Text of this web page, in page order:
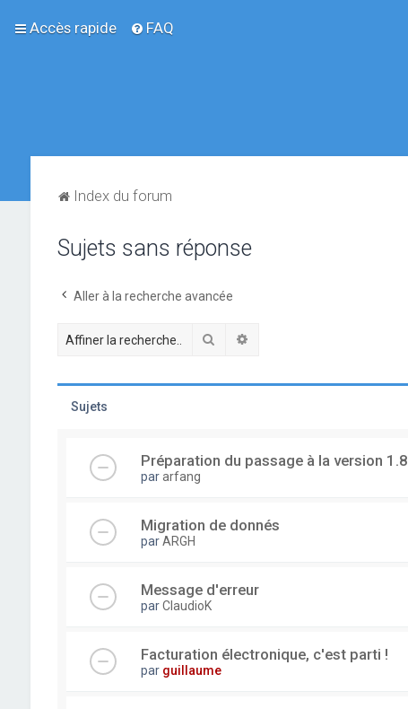
Accès rapide FAQ
Index du forum
Sujets sans réponse
Aller à la recherche avancée
Rechercher
Sujets
Préparation du passage à la version 1.8
pararfang
Migration de donnés
parARGH
Message d'erreur
parClaudioK
Facturation électronique, c'est parti !
par guillaume